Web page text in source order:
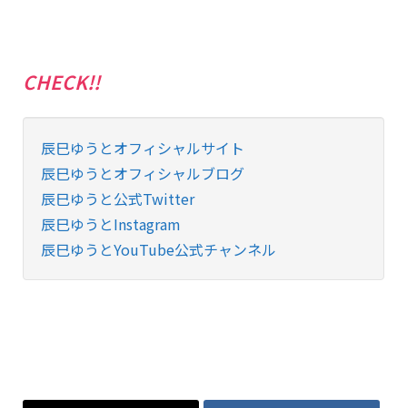
CHECK!!
辰巳ゆうとオフィシャルサイト
辰巳ゆうとオフィシャルブログ
辰巳ゆうと公式Twitter
辰巳ゆうとInstagram
辰巳ゆうとYouTube公式チャンネル